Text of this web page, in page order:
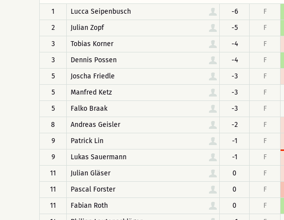
1
Lucca Seipenbusch -6 F
2
Julian Zopf -5 F
3
Tobias Korner -4 F
3
Dennis Possen -4 F
5
Joscha Friedle -3 F
5
Manfred Ketz -3 F
5
Falko Braak -3 F
8
Andreas Geisler -2 F
9
Patrick Lin -1 F
9
Lukas Sauermann -1 F
11
Julian Gläser 0 F
11
Pascal Forster 0 F
11
Fabian Roth 0 F